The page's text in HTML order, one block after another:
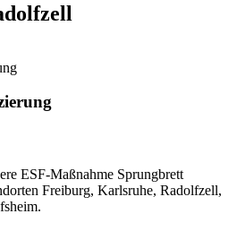
ESF-Maßnahme Sprungbrett
Freiburg, Karlsruhe, Radolfzell,